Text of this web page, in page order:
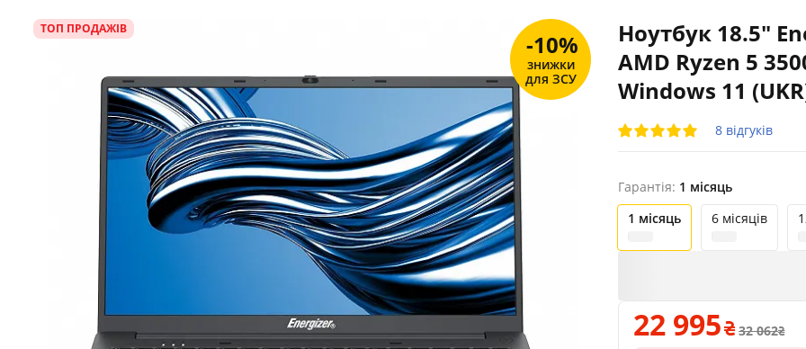
Ноутбук 18.5"
AMD Ryzen 5
Windows 11
8 відгуків
ТОП ПРОДАЖІВ
-10%
знижки
для ЗСУ
Гарантія: 1 місяць
1 місяць
6 місяців
22 995 32 062